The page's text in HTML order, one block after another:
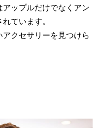
ップルだけでなくアン
ています。
クセサリーを見つけら